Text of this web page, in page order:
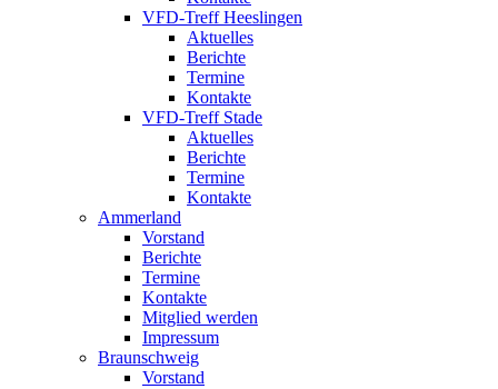
VFD-Treff Heeslingen
Aktuelles
Berichte
Termine
Kontakte
VFD-Treff Stade
Aktuelles
Berichte
Termine
Kontakte
Ammerland
Vorstand
Berichte
Termine
Kontakte
Mitglied werden
Impressum
Braunschweig
Vorstand